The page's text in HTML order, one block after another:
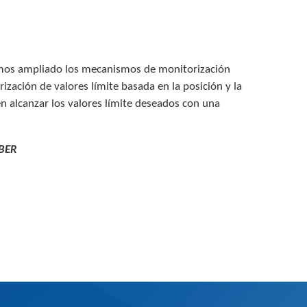
ampliado los mecanismos de monitorización
de valores límite basada en la posición y la
alcanzar los valores límite deseados con una